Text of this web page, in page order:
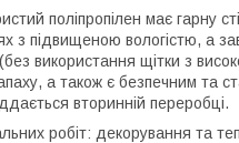
поліпропілен має гарну
з підвищеною вологістю, а
використання щітки з
а також є безпечним та
вторинній переробці.
робіт: декорування та